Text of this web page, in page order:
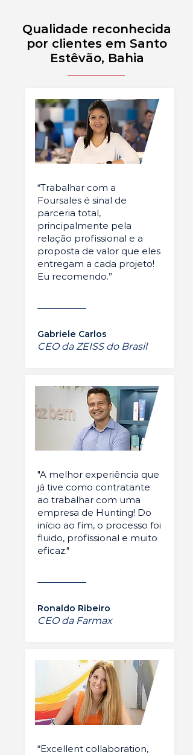
Qualidade reconhecida
por clientes em Santo
Estêvão, Bahia
“Trabalhar com a
Foursales é sinal de
parceria total,
principalmente pela
relação profissional e a
proposta de valor que eles
entregam a cada projeto!
Eu recomendo.”
Gabriele Carlos
CEO da ZEISS do Brasil
"A melhor experiência que
já tive como contratante
ao trabalhar com uma
empresa de Hunting! Do
início ao fim, o processo foi
fluido, profissional e muito
eficaz."
Ronaldo Ribeiro
CEO da Farmax
“Excellent collaboration,